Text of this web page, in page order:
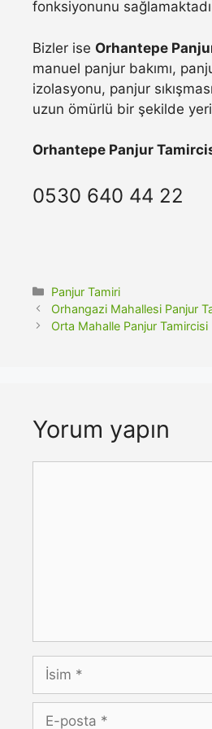
fonksiyonunu
Bizler ise Orhantepe
manuel panjur bakımı,
izolasyonu, panjur
uzun ömürlü bir şekilde
Orhantepe Panjur
0530 640 44 22
Kategoriler
Panjur Tamiri
Orhangazi Mahallesi Panjur
Orta Mahalle Panjur Tamircisi
Yorum yapın
İsim